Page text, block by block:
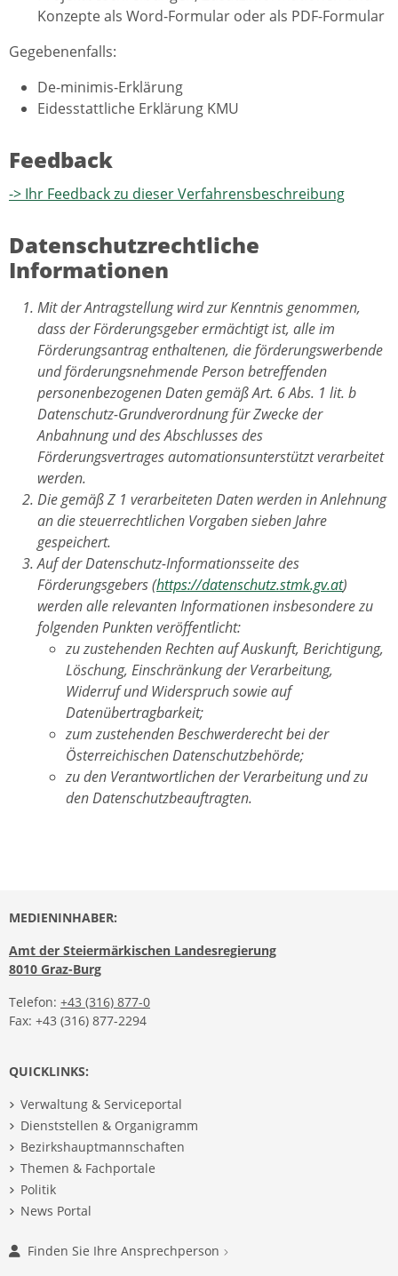
Konzepte als Word-Formular oder als PDF-Formular
Gegebenenfalls:
De-minimis-Erklärung
Eidesstattliche Erklärung KMU
Feedback
-> Ihr Feedback zu dieser Verfahrensbeschreibung
Datenschutzrechtliche
Informationen
Mit der Antragstellung wird zur Kenntnis genommen,
dass der Förderungsgeber ermächtigt ist, alle im
Förderungsantrag enthaltenen, die förderungswerbende
und förderungsnehmende Person betreffenden
personenbezogenen Daten gemäß Art. 6 Abs. 1 lit. b
Datenschutz-Grundverordnung für Zwecke der
Anbahnung und des Abschlusses des
Förderungsvertrages automationsunterstützt verarbeitet
werden.
Die gemäß Z 1 verarbeiteten Daten werden in Anlehnung
an die steuerrechtlichen Vorgaben sieben Jahre
gespeichert.
Auf der Datenschutz-Informationsseite des
Förderungsgebers (https://datenschutz.stmk.gv.at)
werden alle relevanten Informationen insbesondere zu
folgenden Punkten veröffentlicht:
zu zustehenden Rechten auf Auskunft, Berichtigung,
Löschung, Einschränkung der Verarbeitung,
Widerruf und Widerspruch sowie auf
Datenübertragbarkeit;
zum zustehenden Beschwerderecht bei der
Österreichischen Datenschutzbehörde;
zu den Verantwortlichen der Verarbeitung und zu
den Datenschutzbeauftragten.
MEDIENINHABER:
Amt der Steiermärkischen Landesregierung
8010 Graz-Burg
Telefon: +43 (316) 877-0
Fax: +43 (316) 877-2294
QUICKLINKS:
Verwaltung & Serviceportal
Dienststellen & Organigramm
Bezirkshauptmannschaften
Themen & Fachportale
Politik
News Portal
Finden Sie Ihre Ansprechperson